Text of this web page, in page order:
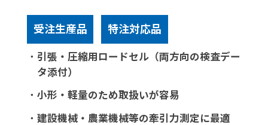
受注生産品 特注対応品
・ 引張・圧縮用ロードセル（両方向の検査デー
タ添付）
・ 小形・軽量のため取扱いが容易
・ 建設機械・農業機械等の牽引力測定に最適